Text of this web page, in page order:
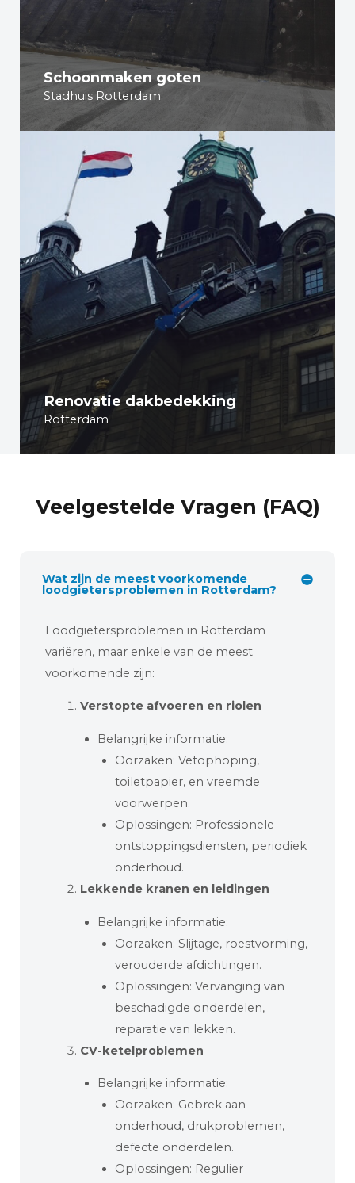
Schoonmaken goten
Stadhuis Rotterdam
Renovatie dakbedekking
Rotterdam
Veelgestelde Vragen (FAQ)
Wat zijn de meest voorkomende
loodgietersproblemen in Rotterdam?
Loodgietersproblemen in Rotterdam
variëren, maar enkele van de meest
voorkomende zijn:
Verstopte afvoeren en riolen
Belangrijke informatie:
Oorzaken: Vetophoping,
toiletpapier, en vreemde
voorwerpen.
Oplossingen: Professionele
ontstoppingsdiensten, periodiek
onderhoud.
Lekkende kranen en leidingen
Belangrijke informatie:
Oorzaken: Slijtage, roestvorming,
verouderde afdichtingen.
Oplossingen: Vervanging van
beschadigde onderdelen,
reparatie van lekken.
CV-ketelproblemen
Belangrijke informatie:
Oorzaken: Gebrek aan
onderhoud, drukproblemen,
defecte onderdelen.
Oplossingen: Regulier